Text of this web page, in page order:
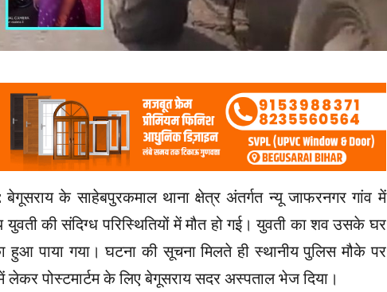
बेगूसराय के साहेबपुरकमाल थाना क्षेत्र अंतर्गत न्यू जाफरनगर गांव में
युवती की संदिग्ध परिस्थितियों में मौत हो गई। युवती का शव उसके घर
पाया गया। घटना की सूचना मिलते ही स्थानीय पुलिस मौके पर
पोस्टमार्टम के लिए बेगूसराय सदर अस्पताल भेज दिया।